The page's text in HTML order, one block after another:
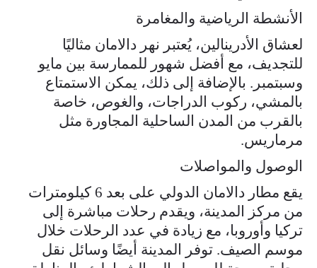
الأنشطة الرياضية والمغامرة
لعشاق الأدرينالين، يُعتبر نهر دالامان مثاليًا
للتجديف، مع أفضل شهور للممارسة بين مايو
وسبتمبر. بالإضافة إلى ذلك، يمكن الاستمتاع
بالمشي، ركوب الدراجات، والغوص، خاصة
بالقرب من المدن الساحلية المجاورة مثل
مرماريس.
الوصول والمواصلات
يقع مطار دالامان الدولي على بعد 6 كيلومترات
من مركز المدينة، ويقدم رحلات مباشرة إلى
تركيا وأوروبا، مع زيادة في عدد الرحلات خلال
موسم الصيف. توفر المدينة أيضًا وسائل نقل